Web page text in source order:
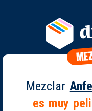
Mezclar
es muy